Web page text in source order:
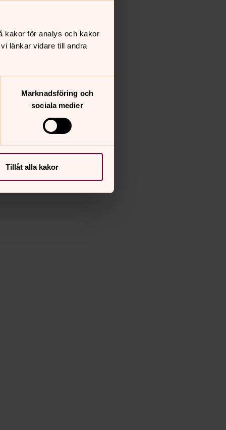
kakor för analys och kakor
länkar vidare till andra
Marknadsföring och
sociala medier
Tillåt alla kakor